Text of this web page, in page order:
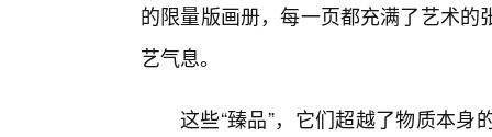
的限量版画册，每一页都充满了艺术
艺气息。
这些“臻品”，它们超越了物质本